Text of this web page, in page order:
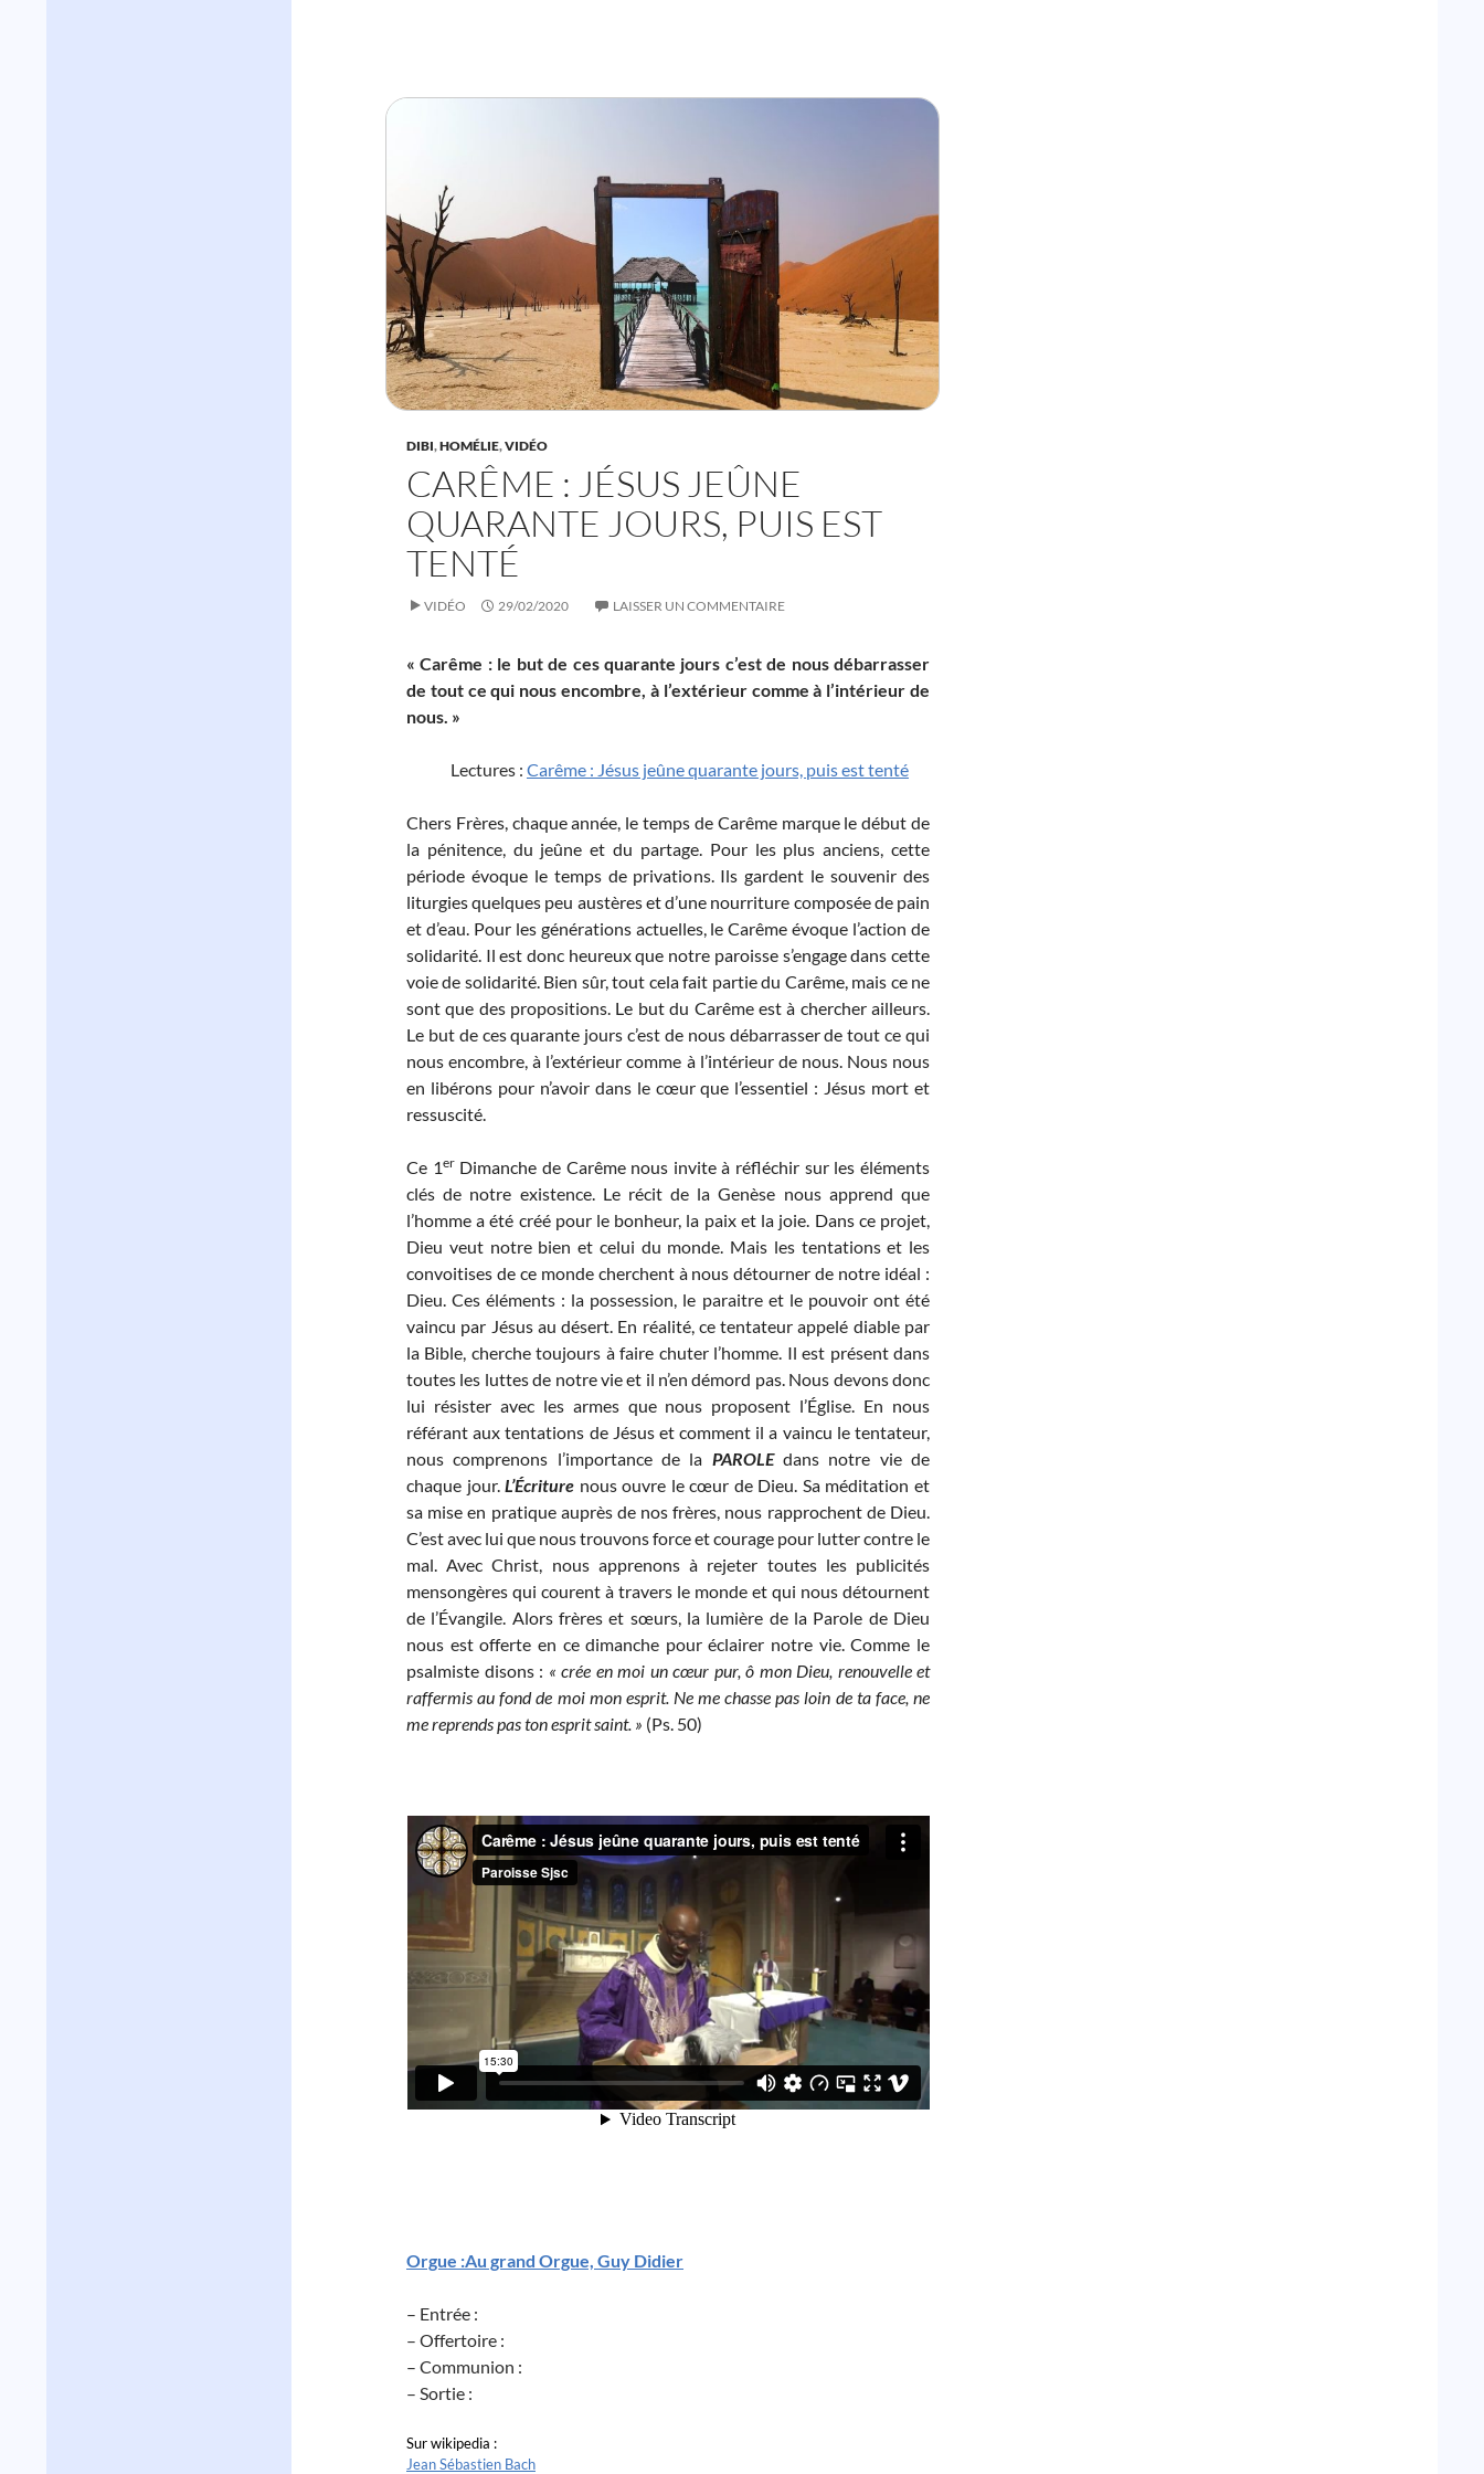
DIBI,HOMÉLIE,VIDÉO
CARÊME : JÉSUS JEÛNE
QUARANTE JOURS, PUIS EST
TENTÉ
VIDÉO 29/02/2020 LAISSER UN COMMENTAIRE
« Carême : le but de ces quarante jours c’est de nous débarrasser
de tout ce qui nous encombre, à l’extérieur comme à l’intérieur de
nous. »
Lectures : Carême : Jésus jeûne quarante jours, puis est tenté
Chers Frères, chaque année, le temps de Carême marque le début de
la pénitence, du jeûne et du partage. Pour les plus anciens, cette
période évoque le temps de privations. Ils gardent le souvenir des
liturgies quelques peu austères et d’une nourriture composée de pain
et d’eau. Pour les générations actuelles, le Carême évoque l’action de
solidarité. Il est donc heureux que notre paroisse s’engage dans cette
voie de solidarité. Bien sûr, tout cela fait partie du Carême, mais ce ne
sont que des propositions. Le but du Carême est à chercher ailleurs.
Le but de ces quarante jours c’est de nous débarrasser de tout ce qui
nous encombre, à l’extérieur comme à l’intérieur de nous. Nous nous
en libérons pour n’avoir dans le cœur que l’essentiel : Jésus mort et
ressuscité.
Ce 1erDimanche de Carême nous invite à réfléchir sur les éléments
clés de notre existence. Le récit de la Genèse nous apprend que
l’homme a été créé pour le bonheur, la paix et la joie. Dans ce projet,
Dieu veut notre bien et celui du monde. Mais les tentations et les
convoitises de ce monde cherchent à nous détourner de notre idéal :
Dieu. Ces éléments : la possession, le paraitre et le pouvoir ont été
vaincu par Jésus au désert. En réalité, ce tentateur appelé diable par
la Bible, cherche toujours à faire chuter l’homme. Il est présent dans
toutes les luttes de notre vie et il n’en démord pas. Nous devons donc
lui résister avec les armes que nous proposent l’Église. En nous
référant aux tentations de Jésus et comment il a vaincu le tentateur,
nous comprenons l’importance de la PAROLEdans notre vie de
chaque jour.L’Écriture nous ouvre le cœur de Dieu. Sa méditation et
sa mise en pratique auprès de nos frères, nous rapprochent de Dieu.
C’est avec lui que nous trouvons force et courage pour lutter contre le
mal. Avec Christ, nous apprenons à rejeter toutes les publicités
mensongères qui courent à travers le monde et qui nous détournent
de l’Évangile. Alors frères et sœurs, la lumière de la Parole de Dieu
nous est offerte en ce dimanche pour éclairer notre vie. Comme le
psalmiste disons : « crée en moi un cœur pur, ô mon Dieu, renouvelle et
raffermis au fond de moi mon esprit. Ne me chasse pas loin de ta face, ne
me reprends pas ton esprit saint. » (Ps. 50)
Orgue :Au grand Orgue, Guy Didier
– Entrée :
– Offertoire :
– Communion :
– Sortie :
Sur wikipedia :
Jean Sébastien Bach